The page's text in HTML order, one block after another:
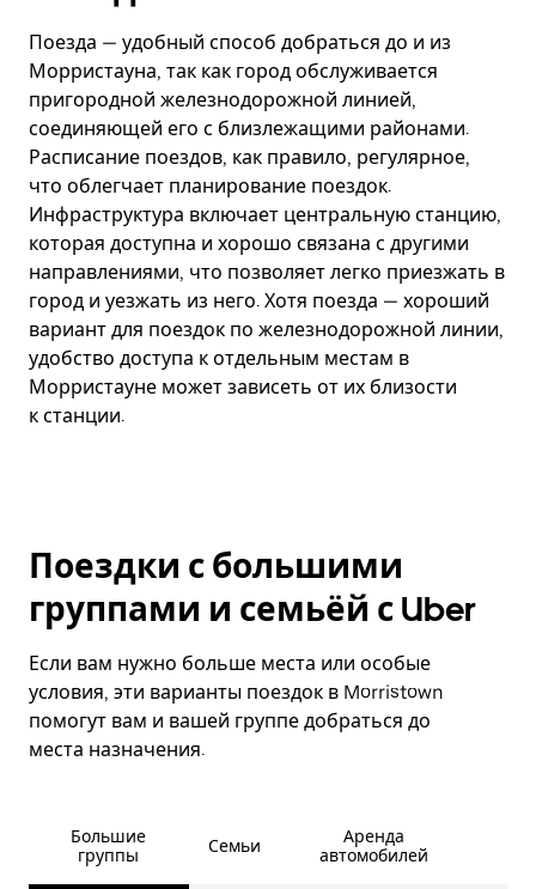
Поезда — удобный способ добраться до и из
Морристауна, так как город обслуживается
пригородной железнодорожной линией,
соединяющей его с близлежащими районами.
Расписание поездов, как правило, регулярное,
что облегчает планирование поездок.
Инфраструктура включает центральную станцию,
которая доступна и хорошо связана с другими
направлениями, что позволяет легко приезжать в
город и уезжать из него. Хотя поезда — хороший
вариант для поездок по железнодорожной линии,
удобство доступа к отдельным местам в
Морристауне может зависеть от их близости
к станции.
Поездки с большими
группами и семьёй с Uber
Если вам нужно больше места или особые
условия, эти варианты поездок в Morristown
помогут вам и вашей группе добраться до
места назначения.
Большие
группы
Семьи
Аренда
автомобилей